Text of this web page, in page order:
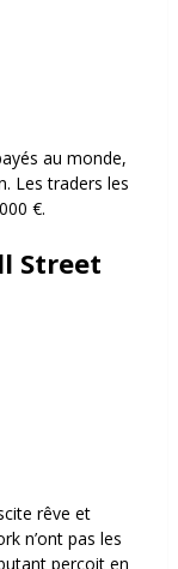
au monde,
Les traders les
€.
Street
rêve et
n’ont pas les
perçoit en